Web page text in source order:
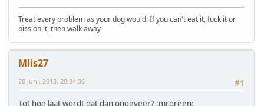
Treat every problem as your dog would: If you can't eat it, fuck it or
piss on it, then walk away
Mlis27
#1
28 juni, 2013, 20:34:36
tot hoe laat wordt dat dan ongeveer? :mrgreen: